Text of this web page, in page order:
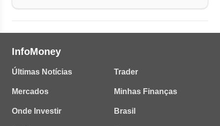
InfoMoney
Últimas Notícias
Mercados
Onde Investir
Trader
Minhas Finanças
Brasil